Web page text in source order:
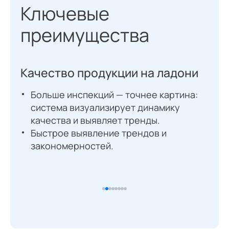
Ключевые
преимущества
Качество продукции на ладони
Больше инспекций — точнее картина:
система визуализирует динамику
качества и выявляет тренды.
Быстрое выявление трендов и
закономерностей.